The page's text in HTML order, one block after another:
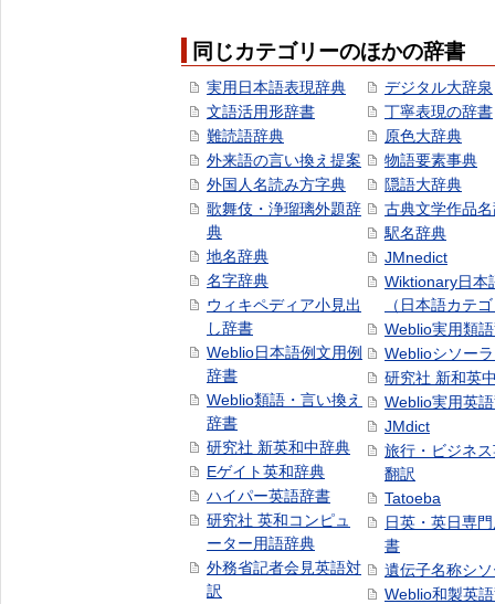
同じカテゴリーのほかの辞書
実用日本語表現辞典
文語活用形辞書
難読語辞典
外来語の言い換え提案
外国人名読み方字典
歌舞伎・浄瑠璃外題辞
典
地名辞典
名字辞典
ウィキペディア小見出
し辞書
Weblio日本語例文用例
辞書
Weblio類語・言い換え
辞書
研究社 新英和中辞典
Eゲイト英和辞典
ハイパー英語辞書
研究社 英和コンピュ
ーター用語辞典
外務省記者会見英語対
訳
デジタル大辞泉
丁寧表現の辞書
原色大辞典
物語要素事典
隠語大辞典
古典文学作品
駅名辞典
JMnedict
Wiktionary日本
（日本語カテ
Weblio実用類
Weblioシソー
研究社 新和英
Weblio実用英
JMdict
旅行・ビジネ
翻訳
Tatoeba
日英・英日専
書
遺伝子名称シ
Weblio和製英